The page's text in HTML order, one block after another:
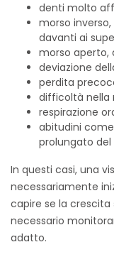
denti molto
morso
davanti ai
morso aperto,
deviazione
perdita
difficoltà nella
respirazione
abitudini
prolungato del
In questi casi, una
necessariamente
capire se la
necessario
adatto.